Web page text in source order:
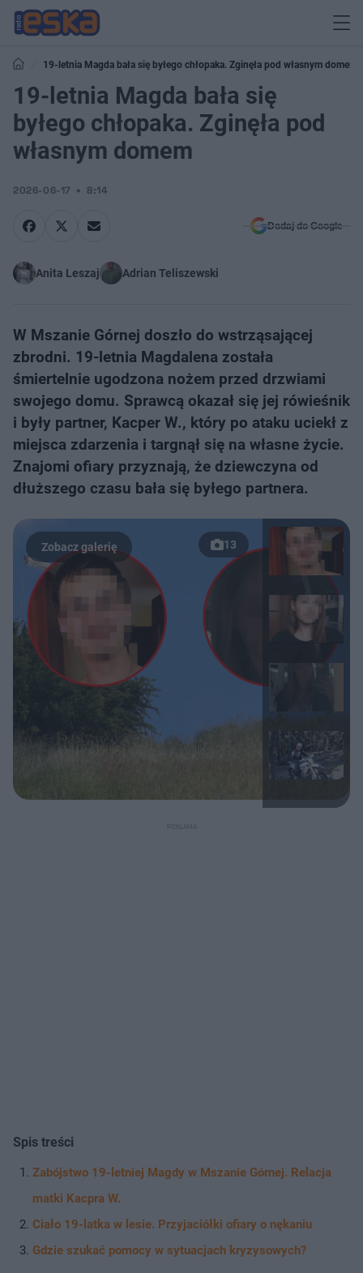
19-letnia Magda bała się byłego chłopaka. Zginęła pod własnym domem
19-letnia Magda bała się
byłego chłopaka. Zginęła pod
własnym domem
2026-06-17 8:14
Dodaj do Google
Anita Leszaj Adrian Teliszewski
W Mszanie Górnej doszło do wstrząsającej
zbrodni. 19-letnia Magdalena została
śmiertelnie ugodzona nożem przed drzwiami
swojego domu. Sprawcą okazał się jej rówieśnik
i były partner, Kacper W., który po ataku uciekł z
miejsca zdarzenia i targnął się na własne życie.
Znajomi ofiary przyznają, że dziewczyna od
dłuższego czasu bała się byłego partnera.
13
Spis treści
Zabójstwo 19-letniej Magdy w Mszanie Górnej. Relacja
matki Kacpra W.
Ciało 19-latka w lesie. Przyjaciółki ofiary o nękaniu
Gdzie szukać pomocy w sytuacjach kryzysowych?